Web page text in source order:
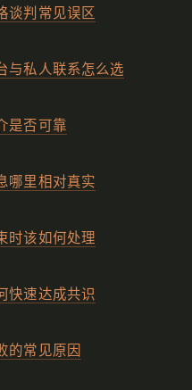
谈判常见误区
与私人联系怎么选
是否可靠
哪里相对真实
时该如何处理
快速达成共识
的常见原因